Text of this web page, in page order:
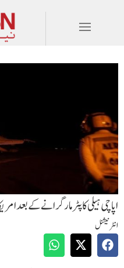
اپاچی ہیلی کاپٹر مارگرانے کے بعد
انٹرنیشنل